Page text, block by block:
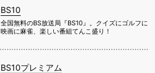
BS10
全国無料のBS放送局『BS10』。クイズにゴルフに
映画に麻雀、楽しい番組てんこ盛り！
BS10プレミアム